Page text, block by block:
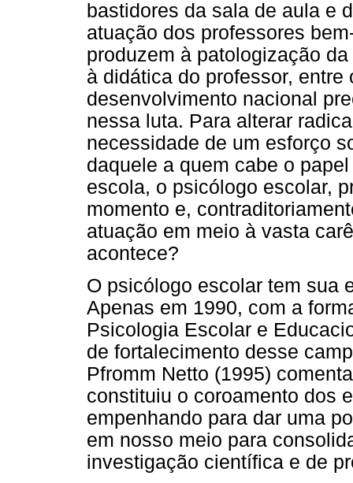
bastidores da sala de aula e
atuação dos professores
produzem à patologização
à didática do professor,
desenvolvimento nacional
nessa luta. Para alterar
necessidade de um esforço
daquele a quem cabe o
escola, o psicólogo escolar,
momento e,
atuação em meio à vasta
acontece?
O psicólogo escolar tem sua
Apenas em 1990, com a
Psicologia Escolar e
de fortalecimento desse
Pfromm Netto (1995)
constituiu o coroamento dos
empenhando para dar uma
em nosso meio para
investigação científica e de